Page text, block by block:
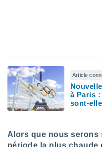
de
en
le
Article
à Paris
sont-
Alors que nous serons
période la plus chaude